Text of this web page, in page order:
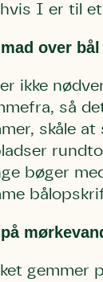
hvis I er til
over bål
ikke
så
skåle
bøger
gemmer